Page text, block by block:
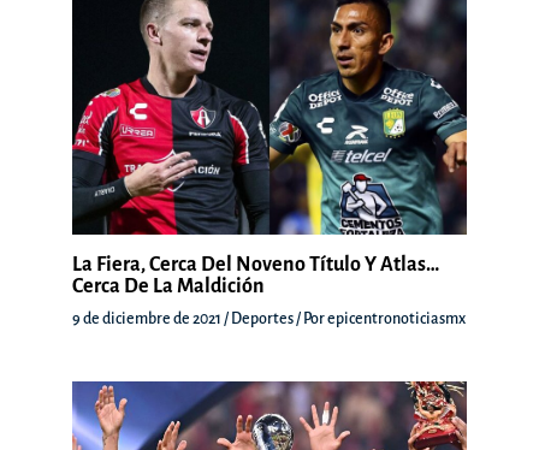
La Fiera, Cerca Del Noveno Título Y Atlas…
Cerca De La Maldición
9 de diciembre de 2021 / Deportes/ Porepicentronoticiasmx